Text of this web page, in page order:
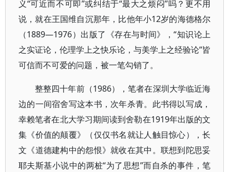
义“可近而不可即”或纠结于“最大之烦闷”吗？更不用
说，就在王国维自沉那年，比他年小12岁的海德格尔
（1889—1976）出版了《存在与时间》，“知识论上
之实证论，伦理学上之快乐论，与美学上之经验论”皆
可信而不可爱的问题，被一笔勾销了。
整整四十年前（1986），笔者在深圳大学临近海
边的一间宿舍写这本书，次年杀青。此书得以写成，
幸赖笔者在北大学习期间读到舍勒在1919年出版的文
集《价值的颠覆》（仅仅书名就让人触目惊心），长
文《道德建构中的怨恨》就收在其中。联想到陀思妥
耶夫斯基小说中的两桩“为了思想”而自杀的事件，笔